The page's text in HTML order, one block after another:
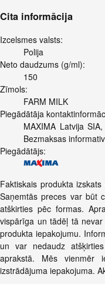
Cita informācija
Izcelsmes valsts:
Polija
Neto daudzums (g/ml):
150
Zīmols:
FARM MILK
Piegādātāja
MAXIMA Latvija
Bezmaksas
Piegādātājs:
Faktiskais produkta
Saņemtās preces var būt
atškirties pēc formas.
vispārīga un tādēļ tā
produkta iepakojumu.
un var nedaudz
aprakstā. Mēs vienmēr
izstrādājuma iepakojuma.